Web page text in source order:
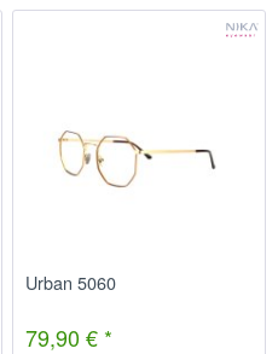
Urban 5060
79,90 € *